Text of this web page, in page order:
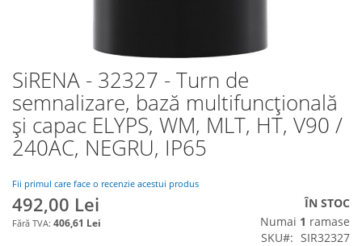
SiRENA - 32327 - Turn de
semnalizare, bază multifuncțională
și capac ELYPS, WM, MLT, HT, V90 /
240AC, NEGRU, IP65
Fii primul care face o recenzie acestui produs
492,00 Lei
406,61 Lei
ÎN STOC
Numai 1 ramase
SKU
SIR32327
Skip
to
the
beginning
of
the
gallery